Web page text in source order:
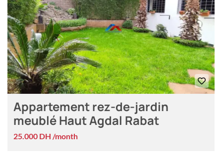
Appartement rez-de-jardin
meublé Haut Agdal Rabat
25.000 DH /month